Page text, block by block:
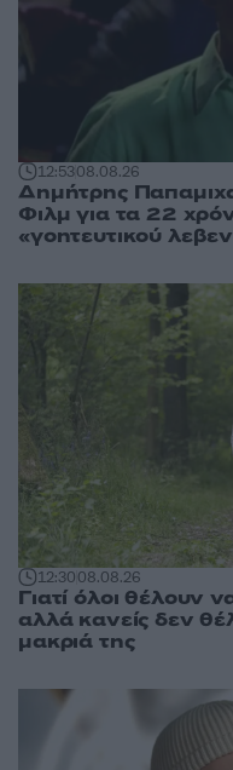
12:5308.08.26
Δημήτρης
Φιλμ για τα 22
«γοητευτικού
12:3008.08.26
Γιατί όλοι θέλουν
αλλά κανείς δεν
μακριά της